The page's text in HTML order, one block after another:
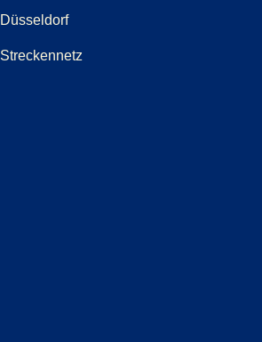
Düsseldorf
Streckennetz